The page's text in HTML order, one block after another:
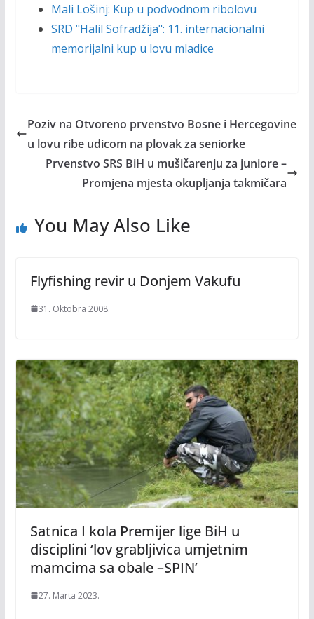
Mali Lošinj: Kup u podvodnom ribolovu
SRD "Halil Sofradžija": 11. internacionalni
memorijalni kup u lovu mladice
Poziv na Otvoreno prvenstvo Bosne i Hercegovine
u lovu ribe udicom na plovak za seniorke
Prvenstvo SRS BiH u mušičarenju za juniore –
Promjena mjesta okupljanja takmičara
You May Also Like
Flyfishing revir u Donjem Vakufu
31. Oktobra 2008.
Satnica I kola Premijer lige BiH u
disciplini ‘lov grabljivica umjetnim
mamcima sa obale –SPIN’
27. Marta 2023.